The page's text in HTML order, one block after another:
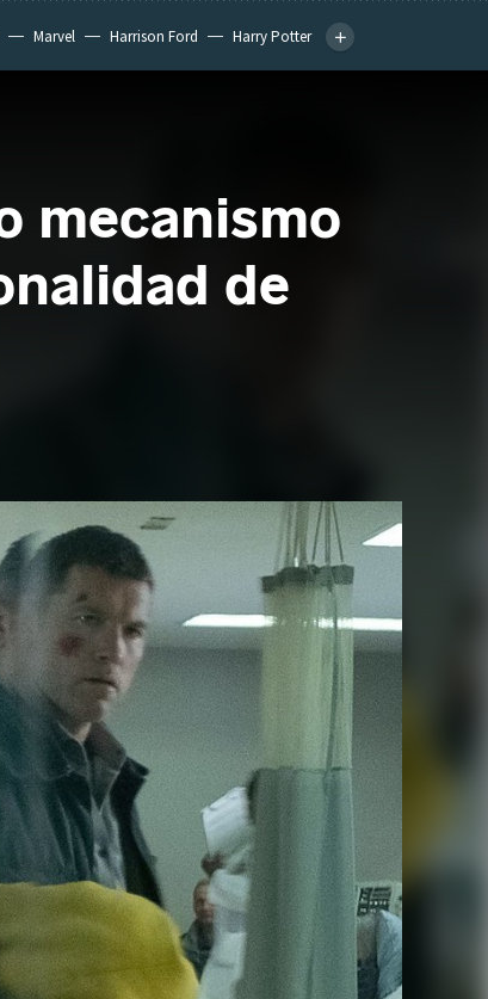
Marvel Harrison Ford
Harry Potter
mecanismo
de